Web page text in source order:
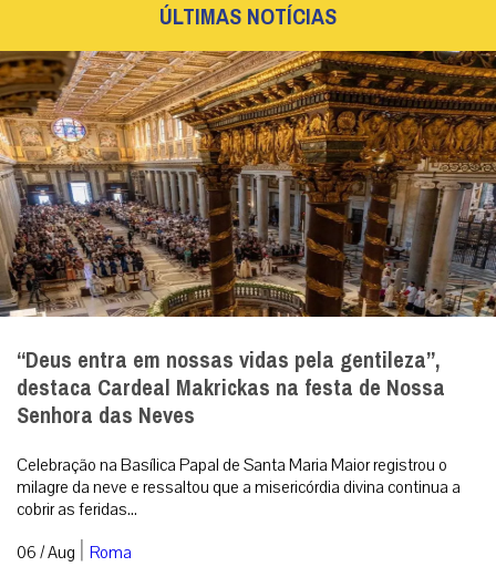
ÚLTIMAS NOTÍCIAS
“Deus entra em nossas vidas pela gentileza”,
destaca Cardeal Makrickas na festa de Nossa
Senhora das Neves
Celebração na Basílica Papal de Santa Maria Maior registrou o
milagre da neve e ressaltou que a misericórdia divina continua a
cobrir as feridas...
06 / Aug | Roma